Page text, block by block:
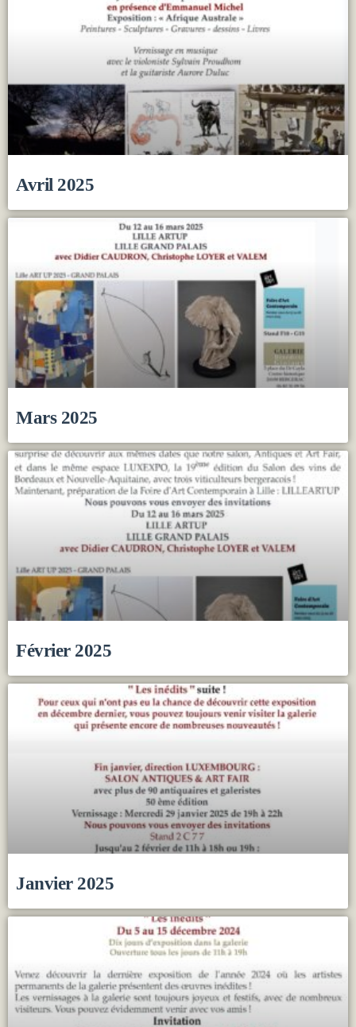
Avril 2025
Mars 2025
Février 2025
Janvier 2025